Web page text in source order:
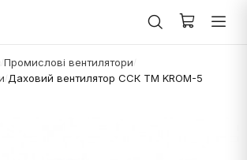
Промислові вентилятори
Даховий вентилятор ССК ТМ KROM-5